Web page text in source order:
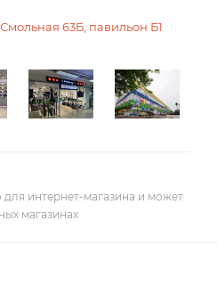
63Б, павильон Б1
для интернет-магазина и может
магазинах